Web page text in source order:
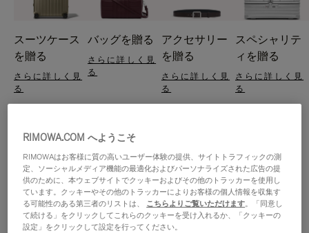
スーツケース
を贈る
さらに詳しく見
る
バッグを贈る
さらに詳しく見
る
アクセサリー
を贈る
さらに詳しく見
る
スペシャリテ
ィを贈る
さらに詳しく見
る
RIMOWA.COM へようこそ
RIMOWAはお客様に質の高いユーザー体験の提供、サイトトラフィックの測
定、ソーシャルメディア機能の最適化およびパーソナライズされた広告の提
供のために、本ウェブサイトでクッキーおよびその他のトラッカーを使用し
ています。クッキーやその他のトラッカーによりお客様の個人情報を収集す
る可能性のある第三者のリストは、 こちらよりご覧いただけます。「同意し
て続ける」をクリックしてこれらのクッキーを受け入れるか、「クッキーの
設定」をクリックして設定を行ってください。